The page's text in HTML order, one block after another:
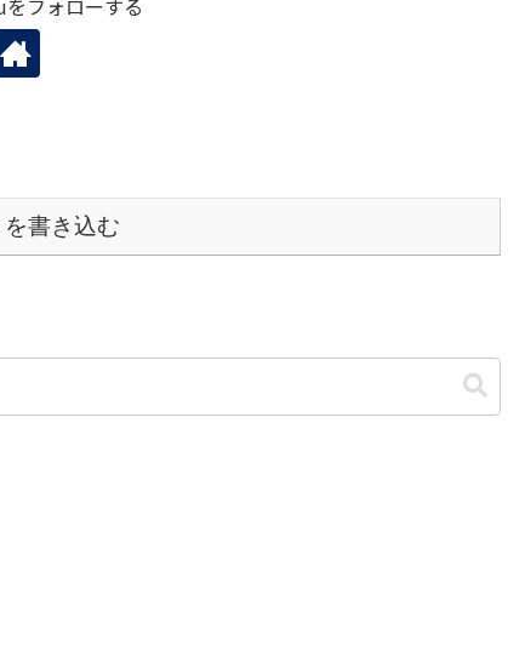
フォローする
を書き込む